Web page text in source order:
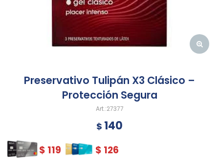
Preservativo Tulipán X3 Clásico –
Protección Segura
27377
$ 140
$ 119 $ 126